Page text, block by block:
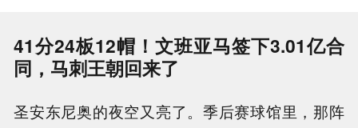
41分24板12帽！文班亚马签下3.01亿合
同，马刺王朝回来了
圣安东尼奥的夜空又亮了。季后赛球馆里，那阵